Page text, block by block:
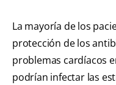
La mayoría de los
protección de los
problemas cardíacos
podrían infectar las